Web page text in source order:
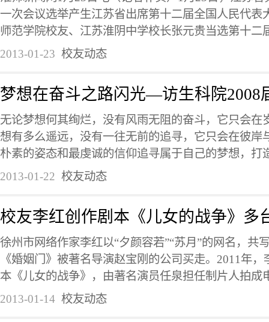
一次会议选举产生江苏省出席第十二届全国人民代表
师范学院校友、江苏淮阴中学校长张元贵当选第十二
2013-01-23 校友动态
梦想在奋斗之路闪光—访生科院2008
无论梦想何其绚烂，没有风雨无阻的奋斗，它只会在
想有多么遥远，没有一往无前的追寻，它只会在彼岸
朴素的姿态和最虔诚的信仰追寻属于自己的梦想，打
2013-01-22 校友动态
校友李红创作剧本《儿女的战争》多
徐州市网络作家李红以“夕颜容若”“苏月”的网名，共
《婚姻门》被著名导演赵宝刚的公司买走。2011年
本《儿女的战争》，由著名演员任泉担任制片人拍成
2013-01-14 校友动态